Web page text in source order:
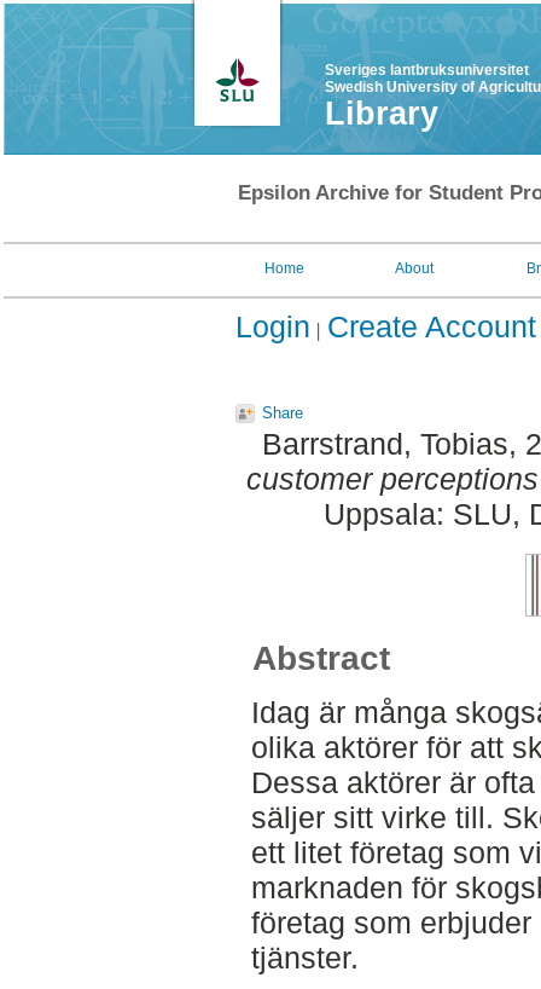
Sveriges lantbruksuniversitet
Swedish University of
Library
Epsilon Archive for Student
Home About
Login Create Account
Share
Barrstrand, Tobias,
customer
Uppsala: SLU,
Abstract
Idag är många
olika aktörer för att
Dessa aktörer är
säljer sitt virke till.
ett litet företag som
marknaden för
företag som
tjänster.